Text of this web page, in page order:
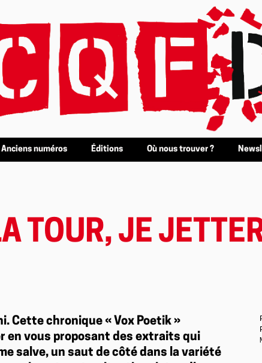
Anciens numéros Éditions Où nous trouver ?
TOUR, JE
Cette chronique « Vox Poetik »
en vous proposant des extraits qui
salve, un saut de côté dans la variété